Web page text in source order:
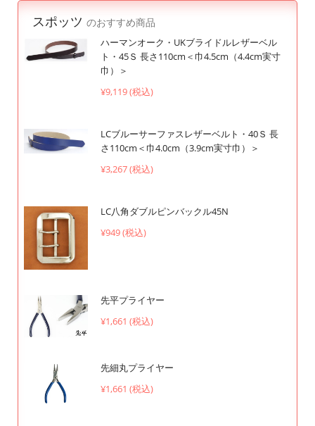
スポッツ のおすすめ商品
ハーマンオーク・UKブライドルレザーベル
ト・45Ｓ 長さ110cm＜巾4.5cm（4.4cm実寸
巾）＞
¥9,119 (税込)
LCブルーサーファスレザーベルト・40Ｓ 長
さ110cm＜巾4.0cm（3.9cm実寸巾）＞
¥3,267 (税込)
LC八角ダブルピンバックル45N
¥949 (税込)
先平プライヤー
¥1,661 (税込)
先細丸プライヤー
¥1,661 (税込)